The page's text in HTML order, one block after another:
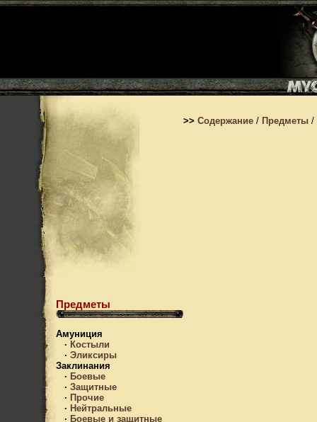
Предметы
Амуниция
· Костыли
· Эликсиры
Заклинания
· Боевые
· Защитные
· Прочие
· Нейтральные
· Боевые и защитные
>> Содержание / Предметы /